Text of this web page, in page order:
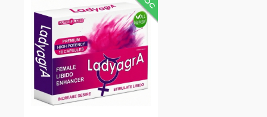
libidoului feminin care reactivează
dorința. Intensifică plăcerea și
accelerează lubrifierea normală în
40–60 minute; rod predictibil și
dozare clară. Potrivește pentru
ocazii intime când vrei efecte
rapide, fără schimbări de rutină
complicate.